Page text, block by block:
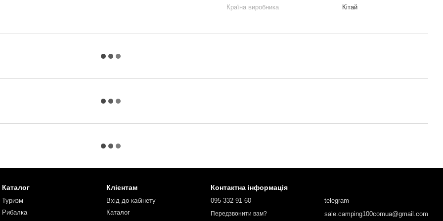
Країна виробника Кітай
Каталог
Туризм
Рибалка
Клієнтам
Вхід до кабінету
Каталог
Контактна інформація
095-332-91-60
Передзвонити вам?
telegram
sale.camping100comua@gmail.com